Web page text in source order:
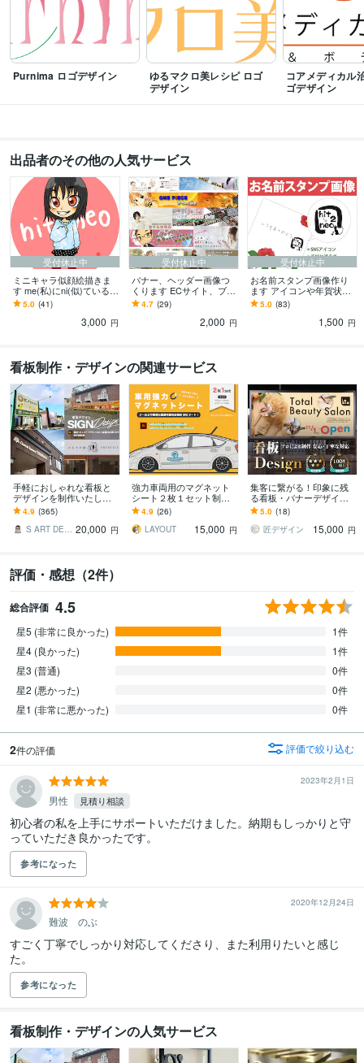
Purnima ロゴデザイン
ゆるマクロ美レシピ ロゴ
デザイン
コアメディカル
ゴデザイン
出品者のその他の人気サービス
受付休止中
ミニキャラ似顔絵描きま
す me(私)にni(似)ているミ
ニキャラ『me-ni』
5.0 (41)
3,000 円
受付休止中
バナー、ヘッダー画像つ
くります ECサイト、ブロ
グ、Facebookなどに
4.7 (29)
2,000 円
受付休止中
お名前スタンプ画像作り
ます アイコンや年賀状に
添えるワンポイントサイ
ンとして
5.0 (83)
1,500 円
看板制作・デザインの関連サービス
手軽におしゃれな看板と
デザインを制作いたしま
す 看板・ウィンドウサイ
ンをご提案致します（デ
ザインのみも可能）
4.9 (365)
S ART DESIGN 20,000 円
強力車両用のマグネット
シート２枚１セット制作
します 社名やロゴを車両
ドアに！市販品より強力
な磁気のマグネット使用
4.9 (26)
LAYOUT
15,000 円
集客に繋がる！印象に残
る看板・バナーデザイン
します 初稿提出3営業日！
修正回数無制限！著作権
フリー素材選定可能！
5.0 (18)
匠デザイン
15,000 円
評価・感想（2件）
総合評価 4.5
星5 (非常に良かった)
1件
星4 (良かった)
1件
星3 (普通)
0件
星2 (悪かった)
0件
星1 (非常に悪かった)
0件
2件の評価 評価で絞り込む
2023年2月1日
男性 見積り相談
初心者の私を上手にサポートいただけました。納期もしっかりと守
っていただき良かったです。
参考になった
2020年12月24日
難波 のぶ
すごく丁寧でしっかり対応してくださり、また利用りたいと感じ
た。
参考になった
看板制作・デザインの人気サービス